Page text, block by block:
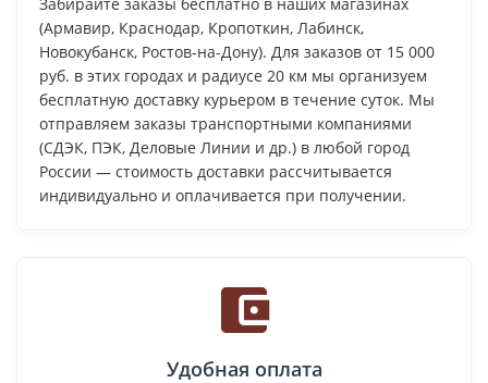
(Армавир, Краснодар, Кропоткин, Лабинск,
Новокубанск, Ростов-на-Дону). Для заказов от 15 000
руб. в этих городах и радиусе 20 км мы организуем
бесплатную доставку курьером в течение суток. Мы
отправляем заказы транспортными компаниями
(СДЭК, ПЭК, Деловые Линии и др.) в любой город
России — стоимость доставки рассчитывается
индивидуально и оплачивается при получении.
Удобная оплата